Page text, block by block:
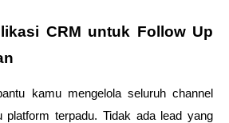
CRM untuk Follow Up
kamu mengelola seluruh channel
platform terpadu. Tidak ada lead yang